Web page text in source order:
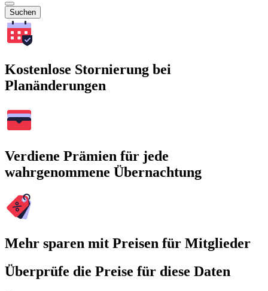
Suchen
Kostenlose Stornierung bei
Planänderungen
Verdiene Prämien für jede
wahrgenommene Übernachtung
Mehr sparen mit Preisen für Mitglieder
Überprüfe die Preise für diese Daten